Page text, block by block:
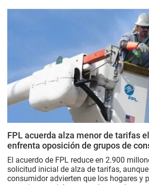
FPL acuerda alza menor de tarifas
enfrenta oposición de grupos de
El acuerdo de FPL reduce en 2.900
solicitud inicial de alza de tarifas,
consumidor advierten que los hogares y